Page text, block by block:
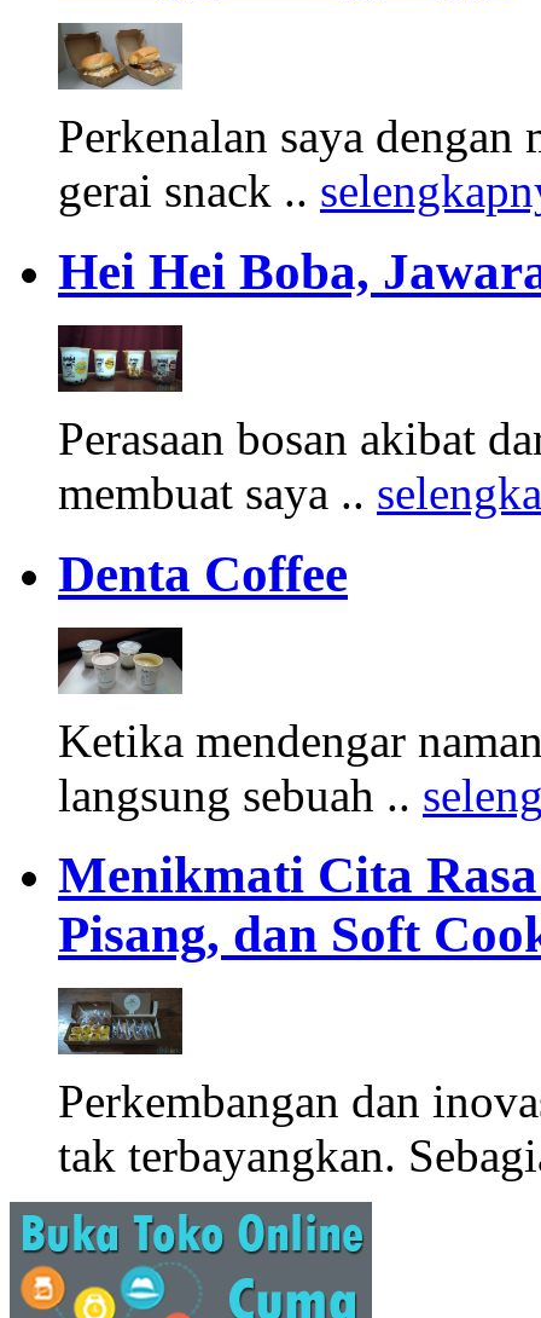
Perkenalan saya
gerai snack ..
Hei Hei Boba,
Perasaan bosan akibat
membuat saya ..
Denta Coffee
Ketika mendengar
langsung sebuah ..
Menikmati Cita
Pisang, dan Soft
Perkembangan dan
tak terbayangkan.